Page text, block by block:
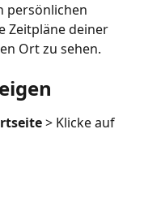
persönlichen
Zeitpläne deiner
Ort zu sehen.
> Klicke auf